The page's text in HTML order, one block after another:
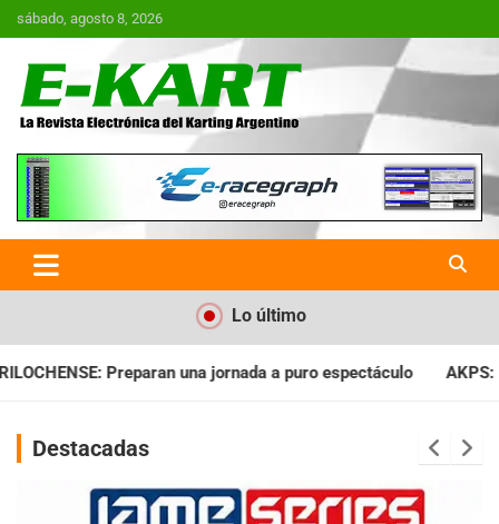
Saltar
al
sábado, agosto 8, 2026
E-Kart.com.ar | La Revista
Electrónica del Karting en
Argentina
Lo último
espectáculo AKPS: Intervino la IGJ y oficializó el llamado
Destacadas